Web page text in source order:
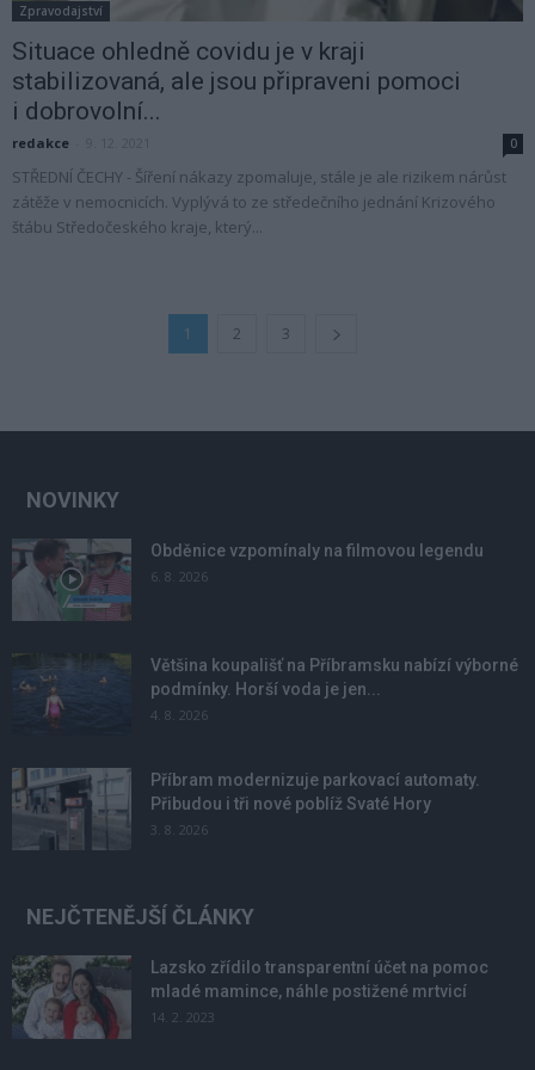
Zpravodajství
Situace ohledně covidu je v kraji
stabilizovaná, ale jsou připraveni pomoci
i dobrovolní...
redakce 0
STŘEDNÍ ČECHY - Šíření nákazy zpomaluje, stále je ale rizikem nárůst
zátěže v nemocnicích. Vyplývá to ze středečního jednání Krizového
štábu Středočeského kraje, který...
1 2 3
NOVINKY
Obděnice vzpomínaly na filmovou legendu
6. 8. 2026
Většina koupališť na Příbramsku nabízí výborné
podmínky. Horší voda je jen...
4. 8. 2026
Příbram modernizuje parkovací automaty.
Přibudou i tři nové poblíž Svaté Hory
3. 8. 2026
NEJČTENĚJŠÍ ČLÁNKY
Lazsko zřídilo transparentní účet na pomoc
mladé mamince, náhle postižené mrtvicí
14. 2. 2023